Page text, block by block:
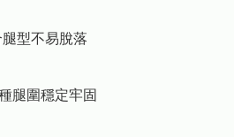
腿型不易脫落
腿圍穩定牢固